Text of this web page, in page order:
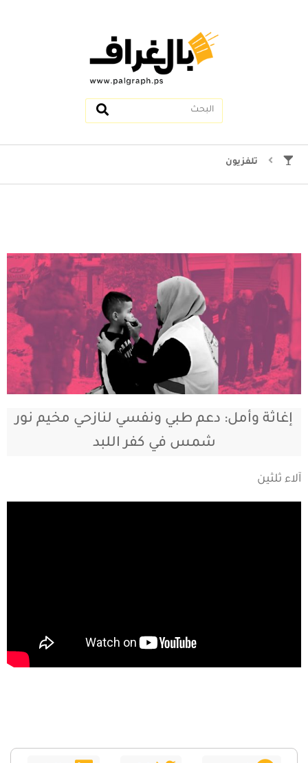
تلفزيون
إغاثة وأمل: دعم طبي ونفسي لنازحي مخيم نور
شمس في كفر اللبد
آلاء ثلثين